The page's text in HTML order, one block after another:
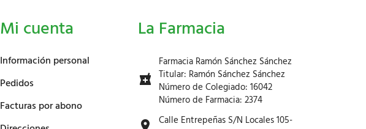
Mi cuenta
Información personal
Pedidos
Facturas por abono
La Farmacia
Farmacia Ramón Sánchez Sánchez
Titular: Ramón Sánchez Sánchez
Número de Colegiado: 16042
Número de Farmacia: 2374
Calle Entrepeñas S/N Locales 105-